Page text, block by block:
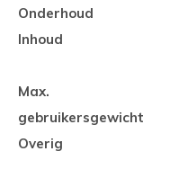
Onderhoud
Inhoud
Max.
gebruikersgewicht
Overig